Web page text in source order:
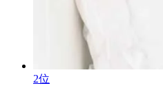
2位